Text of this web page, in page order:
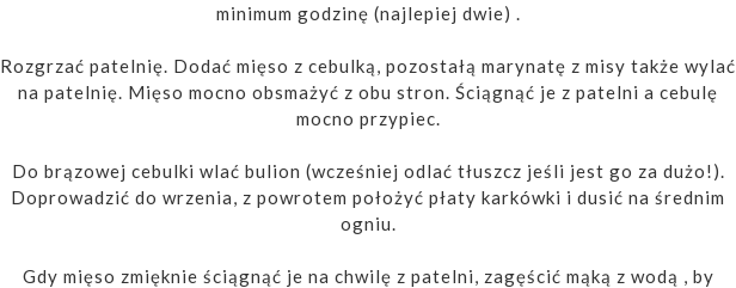
minimum godzinę (najlepiej dwie) .
Rozgrzać patelnię. Dodać mięso z cebulką, pozostałą marynatę z misy także wylać
na patelnię. Mięso mocno obsmażyć z obu stron. Ściągnąć je z patelni a cebulę
mocno przypiec.
Do brązowej cebulki wlać bulion (wcześniej odlać tłuszcz jeśli jest go za dużo!).
Doprowadzić do wrzenia, z powrotem położyć płaty karkówki i dusić na średnim
ogniu.
Gdy mięso zmięknie ściągnąć je na chwilę z patelni, zagęścić mąką z wodą , by